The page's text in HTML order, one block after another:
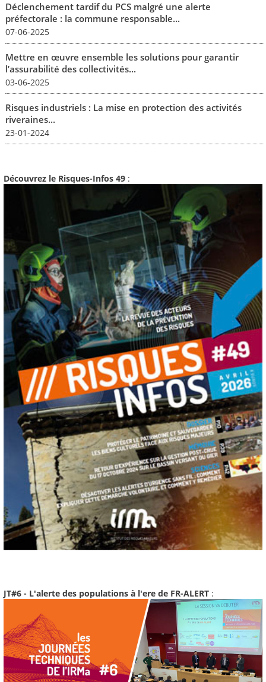
Déclenchement tardif du PCS malgré une alerte
préfectorale : la commune responsable...
07-06-2025
Mettre en œuvre ensemble les solutions pour garantir
l’assurabilité des collectivités...
03-06-2025
Risques industriels : La mise en protection des activités
riveraines...
23-01-2024
Découvrez le Risques-Infos 49 :
JT#6 - L'alerte des populations à l'ere de FR-ALERT :